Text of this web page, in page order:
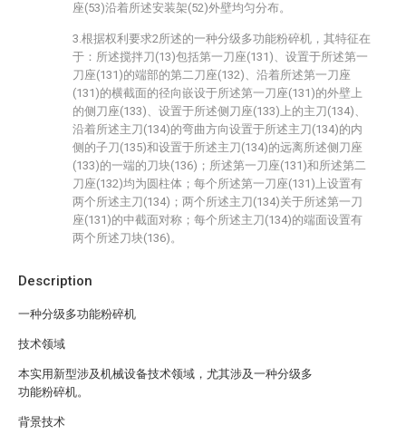
Description
一种分级多功能粉碎机
技术领域
本实用新型涉及机械设备技术领域，尤其涉及一种分级多
功能粉碎机。
背景技术
座(53)沿着所述安装架(52)外壁均匀分布。
3.根据权利要求2所述的一种分级多功能粉碎机，其特征在
于：所述搅拌刀(13)包括第一刀座(131)、设置于所述第一
刀座(131)的端部的第二刀座(132)、沿着所述第一刀座
(131)的横截面的径向嵌设于所述第一刀座(131)的外壁上
的侧刀座(133)、设置于所述侧刀座(133)上的主刀(134)、
沿着所述主刀(134)的弯曲方向设置于所述主刀(134)的内
侧的子刀(135)和设置于所述主刀(134)的远离所述侧刀座
(133)的一端的刀块(136)；所述第一刀座(131)和所述第二
刀座(132)均为圆柱体；每个所述第一刀座(131)上设置有
两个所述主刀(134)；两个所述主刀(134)关于所述第一刀
座(131)的中截面对称；每个所述主刀(134)的端面设置有
两个所述刀块(136)。